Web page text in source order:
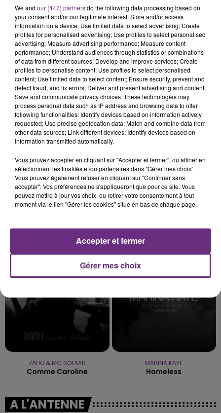
L'INSPECTION DU TRAVAIL RAPPELLE À
L'ORDRE SUR LES CONDITIONS DE...
Alors que les dates de début des vendange 2026
s'est avéré être plus précoce que prévu,
l'inspection du Travail en profite pour rappeler
les conditions de...
TITRES DIFFUSÉS
4h49
4h49
METALLICA
Nothing Else Matters.
4h45
4h45
OLIVIA RODRIGO
Stupid Song
ZAHO & MC SOLAAR
Comme Caroline
4h39
4h39
MARINA KAYE
Homeless
A L'ANTENNE
We and our (447) partnersdo the following data processing based on
your consent and/or our legitimate interest: Store and/or access
information on a device; Use limited data to select advertising; Create
profiles for personalised advertising; Use profiles to select personalised
advertising; Measure advertising performance; Measure content
performance; Understand audiences through statistics or combinations
of data from different sources; Develop and improve services; Create
profiles to personalise content; Use profiles to select personalised
content; Use limited data to select content; Ensure security, prevent and
detect fraud, and fix errors; Deliver and present advertising and content;
Save and communicate privacy choices. These technologies may
process personal data such as IP address and browsing data to offer
following functionalities: Identify devices based on information actively
requested; Use precise geolocation data; Match and combine data from
other data sources; Link different devices; Identify devices based on
information transmitted automatically.
Vous pouvez accepter en cliquant sur "Accepter et fermer", ou affiner en
sélectionnant les finalités et/ou partenaires dans "Gérer mes choix".
Vous pouvez également refuser en cliquant sur "Continuer sans
accepter". Vos préférences ne s'appliqueront que pour ce site. Vous
pouvez mettre à jour vos choix, ou retirer votre consentement à tout
moment via le lien "Gérer les cookies" situé en bas de chaque page.
Gérer mes choix
Accepter et fermer